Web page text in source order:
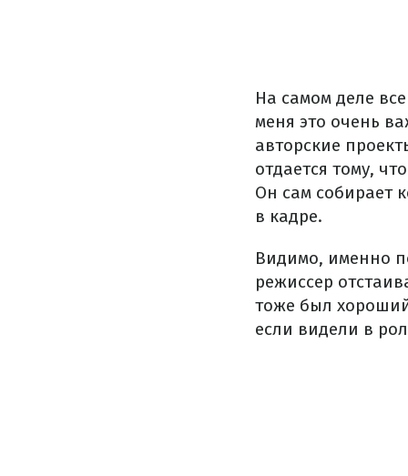
На самом деле
меня это очень
авторские
отдается тому,
Он сам собирает
в кадре.
Видимо, именно
режиссер
тоже был
если видели в